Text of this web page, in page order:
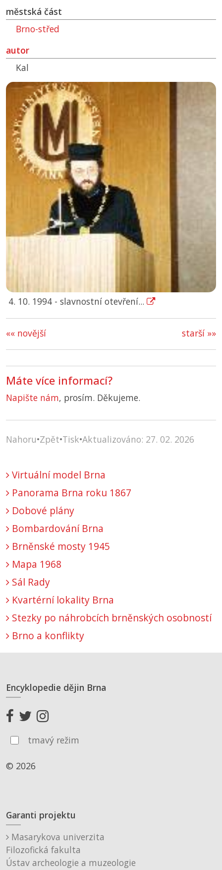
městská část
Brno-střed
autor
Kal
4. 10. 1994 - slavnostní otevření...
starší »»
«« novější
Máte více informací?
Napište nám, prosím. Děkujeme.
Nahoru•Zpět•Tisk•Aktualizováno: 27. 02. 2026
Virtuální model Brna
Panorama Brna roku 1867
Dobové plány
Bombardování Brna
Brněnské mosty 1945
Mapa 1968
Sál Rady
Kvartérní lokality Brna
Stezky po náhrobcích brněnských osobností
Brno a konflikty
Encyklopedie dějin Brna
tmavý režim
© 2026
Garanti projektu
Masarykova univerzita
Filozofická fakulta
Ústav archeologie a muzeologie